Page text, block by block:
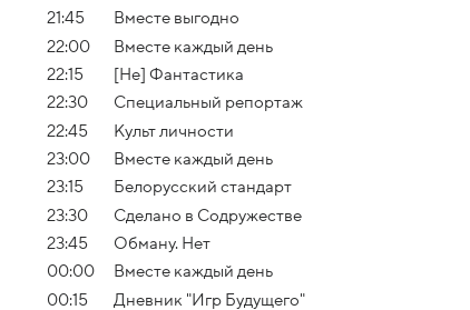
21:45
Вместе выгодно
22:00
Вместе каждый день
22:15
[Не] Фантастика
22:30
Специальный репортаж
22:45
Культ личности
23:00
Вместе каждый день
23:15
Белорусский стандарт
23:30
Сделано в Содружестве
23:45
Обману. Нет
00:00
Вместе каждый день
00:15
Дневник "Игр Будущего"